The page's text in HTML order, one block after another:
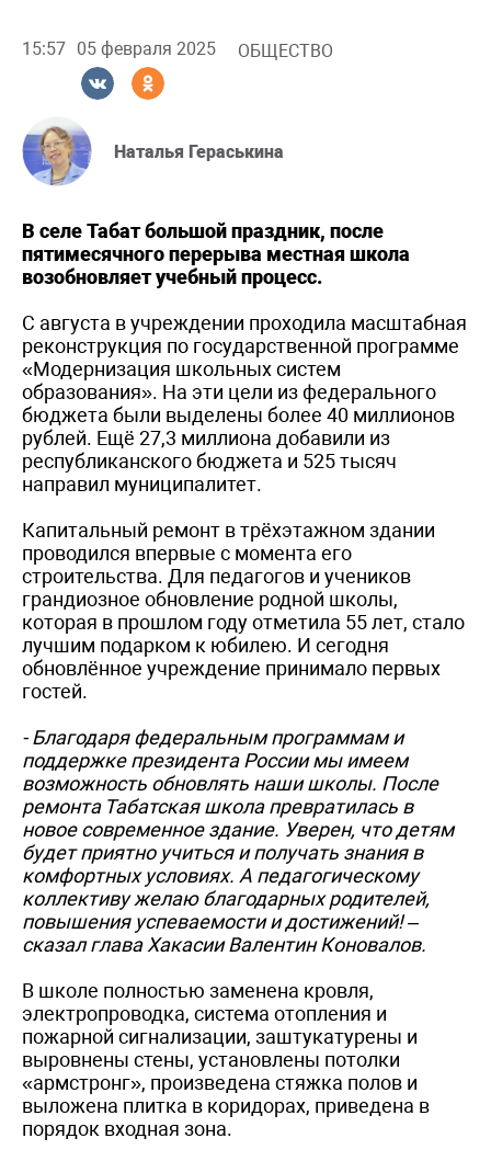
15:57 05 февраля 2025 ОБЩЕСТВО
Наталья Гераськина
В селе Табат большой праздник, после
пятимесячного перерыва местная школа
возобновляет учебный процесс.
С августа в учреждении проходила масштабная
реконструкция по государственной программе
«Модернизация школьных систем
образования». На эти цели из федерального
бюджета были выделены более 40 миллионов
рублей. Ещё 27,3 миллиона добавили из
республиканского бюджета и 525 тысяч
направил муниципалитет.
Капитальный ремонт в трёхэтажном здании
проводился впервые с момента его
строительства. Для педагогов и учеников
грандиозное обновление родной школы,
которая в прошлом году отметила 55 лет, стало
лучшим подарком к юбилею. И сегодня
обновлённое учреждение принимало первых
гостей.
- Благодаря федеральным программам и
поддержке президента России мы имеем
возможность обновлять наши школы. После
ремонта Табатская школа превратилась в
новое современное здание. Уверен, что детям
будет приятно учиться и получать знания в
комфортных условиях. А педагогическому
коллективу желаю благодарных родителей,
повышения успеваемости и достижений! –
сказал глава Хакасии Валентин Коновалов.
В школе полностью заменена кровля,
электропроводка, система отопления и
пожарной сигнализации, заштукатурены и
выровнены стены, установлены потолки
«армстронг», произведена стяжка полов и
выложена плитка в коридорах, приведена в
порядок входная зона.